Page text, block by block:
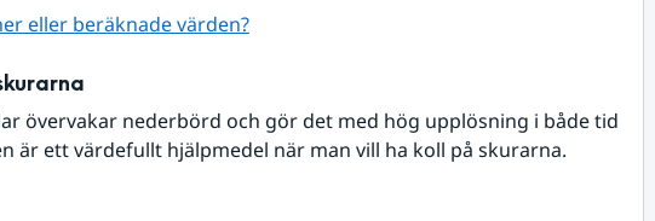
eller beräknade värden?
övervakar nederbörd och gör det med hög upplösning i både tid
är ett värdefullt hjälpmedel när man vill ha koll på skurarna.